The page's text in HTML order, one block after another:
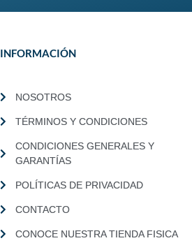
INFORMACIÓN
NOSOTROS
TÉRMINOS Y CONDICIONES
CONDICIONES GENERALES Y
GARANTÍAS
POLÍTICAS DE PRIVACIDAD
CONTACTO
CONOCE NUESTRA TIENDA FISICA